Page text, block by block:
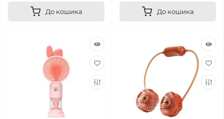
До кошика До кошика